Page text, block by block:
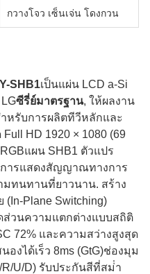
กวางโจว เซ็นเจ่น โดงกวน
SHB1เป็นแผ่น LCD a-Si
ซีรี่ย์มาตรฐาน, ให้ผลงาน
หรับการผลิตทีวีหลักและ
HD 1920 × 1080 (69
แผน SHB1 ตัวแปร
ารแสดงสัญญาณทางการ
มทนทานที่ยาวนาน. สร้าง
Plane Switching)
ส่วนความแตกต่างแบบสถิติ
72% และความสว่างสูงสุด
งได้เร็ว 8ms (GtG)ช่องมุม
R/U/D) รับประกันสีที่สม่ํา